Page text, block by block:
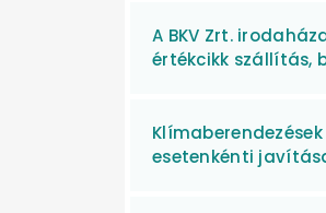
A BKV Zrt.
értékcikk szállítás,
esetenkénti